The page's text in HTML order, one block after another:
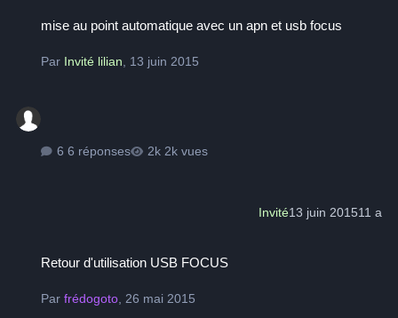
mise au point automatique avec un apn et usb focus
Par Invité lilian 13 juin 2015
6 réponses 2k vues
Invité13 juin 201511 a
Retour d'utilisation USB FOCUS
Parfrédogoto,26 mai 2015